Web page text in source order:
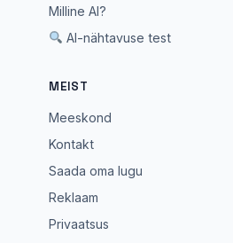
Milline AI?
AI-nähtavuse test
MEIST
Meeskond
Kontakt
Saada oma lugu
Reklaam
Privaatsus